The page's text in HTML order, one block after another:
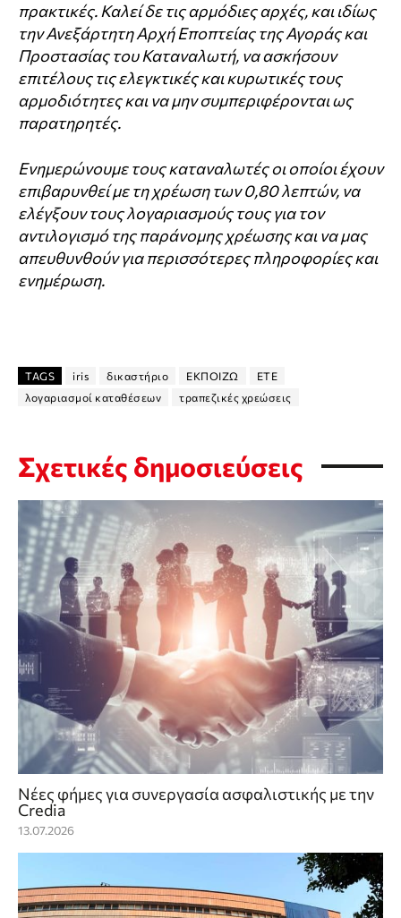
πρακτικές. Καλεί δε τις αρμόδιες αρχές, και ιδίως
την Ανεξάρτητη Αρχή Εποπτείας της Αγοράς και
Προστασίας του Καταναλωτή, να ασκήσουν
επιτέλους τις ελεγκτικές και κυρωτικές τους
αρμοδιότητες και να μην συμπεριφέρονται ως
παρατηρητές.
Ενημερώνουμε τους καταναλωτές οι οποίοι έχουν
επιβαρυνθεί με τη χρέωση των 0,80 λεπτών, να
ελέγξουν τους λογαριασμούς τους για τον
αντιλογισμό της παράνομης χρέωσης και να μας
απευθυνθούν για περισσότερες πληροφορίες και
ενημέρωση.
TAGS iris δικαστήριο ΕΚΠΟΙΖΩ
ΕΤΕ
λογαριασμοί καταθέσεων
τραπεζικές χρεώσεις
Σχετικές δημοσιεύσεις
Νέες φήμες για συνεργασία ασφαλιστικής με την
Credia
13.07.2026